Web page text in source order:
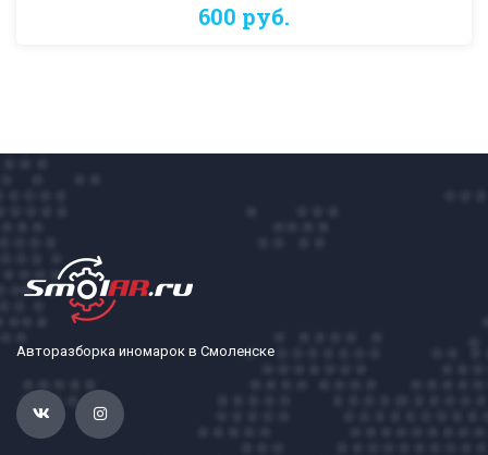
600 руб.
Авторазборка иномарок в Смоленске